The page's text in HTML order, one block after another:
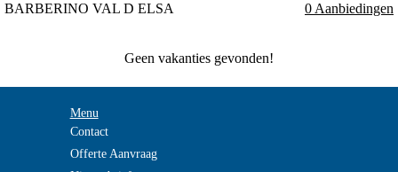
BARBERINO VAL D ELSA 0 Aanbiedingen
Geen vakanties gevonden!
Menu
Contact
Offerte Aanvraag